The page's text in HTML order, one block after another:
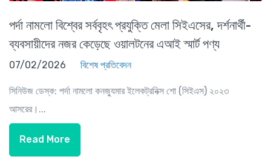
পর্দা নামলো বিশ্বের সর্ববৃহৎ প্রযুক্তি মেলা সিইএসের, দর্শনার্থী-
ব্যবসায়ীদের নজর কেড়েছে ওয়ালটনের এআই স্মার্ট পণ্য
07/02/2026 বিশেষ প্রতিবেদন
সিনিউজ ডেস্ক: পর্দা নামলো কনজ্যুমার ইলেকট্রনিক্স শো (সিইএস) ২০২৩
আসরের।...
Read More